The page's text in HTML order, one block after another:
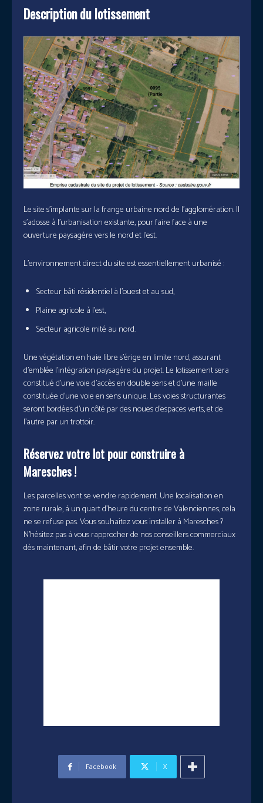
Description du lotissement
Le site s’implante sur la frange urbaine nord de l’agglomération. Il
s’adosse à l’urbanisation existante, pour faire face à une
ouverture paysagère vers le nord et l’est.
L’environnement direct du site est essentiellement urbanisé :
Secteur bâti résidentiel à l’ouest et au sud,
Plaine agricole à l’est,
Secteur agricole mité au nord.
Une végétation en haie libre s’érige en limite nord, assurant
d’emblée l’intégration paysagère du projet. Le lotissement sera
constitué d’une voie d’accès en double sens et d’une maille
constituée d’une voie en sens unique. Les voies structurantes
seront bordées d’un côté par des noues d’espaces verts, et de
l’autre par un trottoir.
Réservez votre lot pour construire à
Maresches !
Les parcelles vont se vendre rapidement. Une localisation en
zone rurale, à un quart d’heure du centre de Valenciennes, cela
ne se refuse pas. Vous souhaitez vous installer à Maresches ?
N’hésitez pas à vous rapprocher de nos conseillers commerciaux
dès maintenant, afin de bâtir votre projet ensemble.
Facebook X